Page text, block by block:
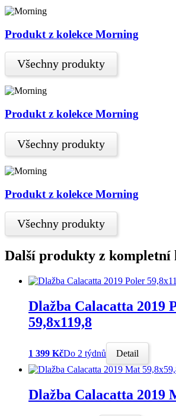
Produkt z kolekce Morning
Všechny produkty
Produkt z kolekce Morning
Všechny produkty
Produkt z kolekce Morning
Všechny produkty
Další produkty z kompletní
Dlažba Calacatta 2019
59,8x119,8
1 399 KčDo 2 týdnů Detail
Dlažba Calacatta 2019